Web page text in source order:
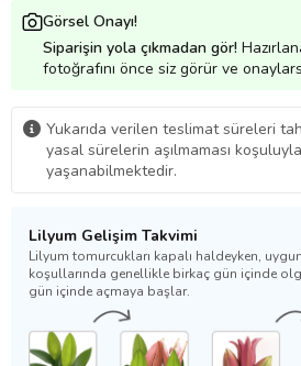
Görsel Onayı!
Siparişin yola çıkmadan gör!
fotoğrafını önce siz görür ve
Yukarıda verilen teslimat süreleri
yasal sürelerin aşılmaması
yaşanabilmektedir.
Lilyum Gelişim Takvimi
Lilyum tomurcukları kapalı haldeyken, uygun
koşullarında genellikle birkaç gün içinde
gün içinde açmaya başlar.